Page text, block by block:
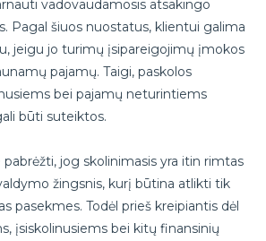
vadovaudamosis atsakingo
Pagal šiuos nuostatus, klientui galima
jeigu jo turimų įsipareigojimų įmokos
pajamų. Taigi, paskolos
bei pajamų neturintiems
būti suteiktos.
jog skolinimasis yra itin rimtas
žingsnis, kurį būtina atlikti tik
pasekmes. Todėl prieš kreipiantis dėl
įsiskolinusiems bei kitų finansinių